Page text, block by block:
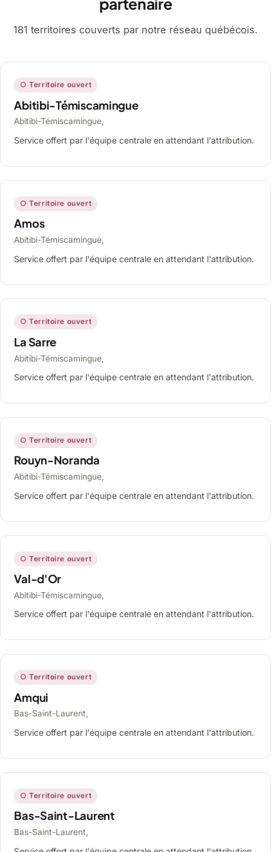
181 territoires couverts par notre réseau québécois.
○ Territoire ouvert
Abitibi-Témiscamingue
Abitibi-Témiscamingue,
Service offert par l'équipe centrale en attendant l'attribution.
○ Territoire ouvert
Amos
Abitibi-Témiscamingue,
Service offert par l'équipe centrale en attendant l'attribution.
○ Territoire ouvert
La Sarre
Abitibi-Témiscamingue,
Service offert par l'équipe centrale en attendant l'attribution.
○ Territoire ouvert
Rouyn-Noranda
Abitibi-Témiscamingue,
Service offert par l'équipe centrale en attendant l'attribution.
○ Territoire ouvert
Val-d'Or
Abitibi-Témiscamingue,
Service offert par l'équipe centrale en attendant l'attribution.
○ Territoire ouvert
Amqui
Bas-Saint-Laurent,
Service offert par l'équipe centrale en attendant l'attribution.
○ Territoire ouvert
Bas-Saint-Laurent
Bas-Saint-Laurent,